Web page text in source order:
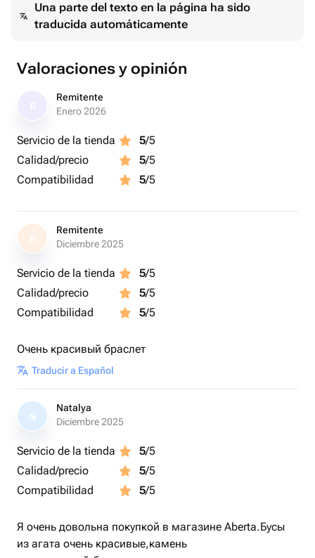
Высота 38 мм
Высота креста 18 мм
Каждое изделие красиво упаковывается и
комплектуется индивидуальной открыткой формата
10х15 см для Петербурга и 7х10 см для остальных
Una parte del texto en la página ha sido
traducida automáticamente
Valoraciones y opinión
Remitente
Enero 2026
Servicio de la tienda 5/5
Calidad/precio
5/5
Compatibilidad
5/5
R
Remitente
Diciembre 2025
Servicio de la tienda 5/5
Calidad/precio
5/5
Compatibilidad
5/5
Очень красивый браслет
Traducir a Español
N
Natalya
Diciembre 2025
Servicio de la tienda 5/5
Calidad/precio
5/5
Compatibilidad
5/5
Я очень довольна покупкой в магазине Aberta.Бусы
из агата очень красивые,камень